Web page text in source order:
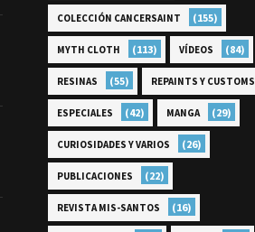
COLECCIÓN CANCERSAINT (155)
MYTH CLOTH (113) VÍDEOS (84)
RESINAS (55) REPAINTS Y CUSTOMS
ESPECIALES (42) MANGA (29)
CURIOSIDADES Y VARIOS (26)
PUBLICACIONES (22)
REVISTA MIS-SANTOS (16)